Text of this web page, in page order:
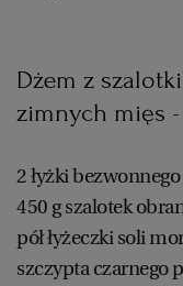
Dżem z
zimnych mięs -
2 łyżki
450 g szalotek
pół łyżeczki soli
szczypta czarnego